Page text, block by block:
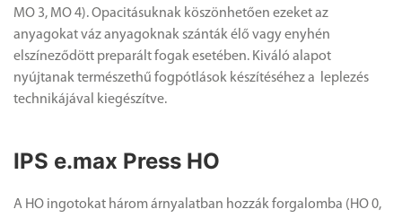
MO 3, MO 4). Opacitásuknak köszönhetően ezeket az
anyagokat váz anyagoknak szánták élő vagy enyhén
elszíneződött preparált fogak esetében. Kiváló alapot
nyújtanak természethű fogpótlások készítéséhez a leplezés
technikájával kiegészítve.
IPS e.max Press HO
A HO ingotokat három árnyalatban hozzák forgalomba (HO 0,